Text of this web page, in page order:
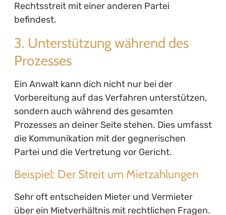
Rechtsstreit mit einer anderen Partei
befindest.
3. Unterstützung während des
Prozesses
Ein Anwalt kann dich nicht nur bei der
Vorbereitung auf das Verfahren unterstützen,
sondern auch während des gesamten
Prozesses an deiner Seite stehen. Dies umfasst
die Kommunikation mit der gegnerischen
Partei und die Vertretung vor Gericht.
Beispiel: Der Streit um Mietzahlungen
Sehr oft entscheiden Mieter und Vermieter
über ein Mietverhältnis mit rechtlichen Fragen.